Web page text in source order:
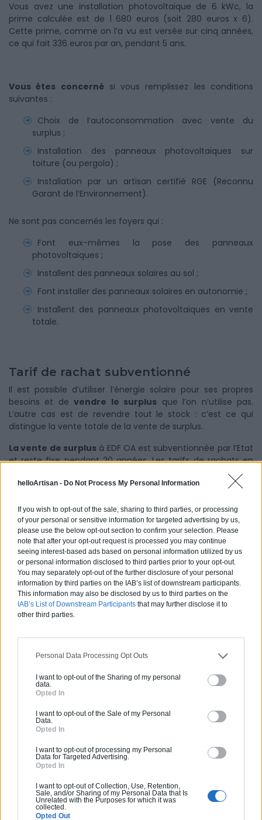
helloArtisan - Do Not Process My Personal Information
If you wish to opt-out of the sale, sharing to third parties, or processing
of your personal or sensitive information for targeted advertising by us,
please use the below opt-out section to confirm your selection. Please
note that after your opt-out request is processed you may continue
seeing interest-based ads based on personal information utilized by us
or personal information disclosed to third parties prior to your opt-out.
You may separately opt-out of the further disclosure of your personal
information by third parties on the IAB’s list of downstream participants.
This information may also be disclosed by us to third parties on the
IAB’s List of Downstream Participants that may further disclose it to
other third parties.
Personal Data Processing Opt Outs
I want to opt-out of the Sharing of my personal
data.
Opted In
I want to opt-out of the Sale of my Personal
Data.
Opted In
I want to opt-out of processing my Personal
Data for Targeted Advertising.
Opted In
I want to opt-out of Collection, Use, Retention,
Sale, and/or Sharing of my Personal Data that Is
Unrelated with the Purposes for which it was
collected.
Opted Out
Vous avez une installation photovoltaïque de 6 kWc, la
prime calculée est de 1 680 euros (soit 280 euros x 6).
Cette prime, comme on l’a vu est versée sur cinq années,
ce qui fait 336 euros par an, pendant 5 ans.
Vous êtes concernési vous remplissez les conditions
suivantes :
Choix de l’autoconsommation avec vente du
surplus ;
Installation des panneaux photovoltaïques sur
toiture (ou pergola) ;
Installation par un artisan certifié RGE (Reconnu
Garant de l’Environnement).
Ne sont pas concernés les foyers qui :
Font eux-mêmes la pose des panneaux
photovoltaïques ;
Installent des panneaux solaires au sol ;
Font installer des panneaux solaires en autonomie ;
Installent des panneaux photovoltaïques en vente
totale.
Tarif de rachat subventionné
Il est possible d’utiliser l’énergie solaire pour ses propres
besoins et devendre le surplus que l’on n’utilise pas.
L’autre cas est de revendre tout le stock : c’est ce qui
distingue la vente totale de la vente de surplus.
La vente de surplusà EDF OA est subventionnée par l’Etat
et reste fixe pendant 20 années. Les tarifs de rachats en
autoconsommation statués par la CRE sont les suivants :
Inférieure ou égale à 9 kWc, le tarif de rachat du
kWh est de 0,10 euros ;
Inférieure ou égale à 100 kWc, le tarif de rachat du
kWh est de 0,06 euros.
La vente de surplus rapporte environ 100 euros par année,
soit une aide de l’Etat de l’ordre de 2 000 euros sur 20
années.
atteindre 0,1789 euros par kWh.
Recevez un devis gratuit pour l'installation de
Les principales aides pour financer
photovoltaïques